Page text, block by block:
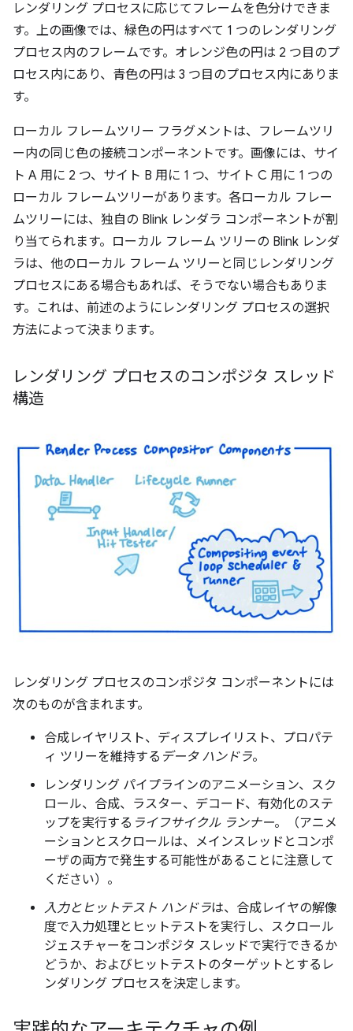
レンダリング プロセスに応じてフレームを色分けできま
す。上の画像では、緑色の円はすべて 1 つのレンダリング
プロセス内のフレームです。オレンジ色の円は 2 つ目のプ
ロセス内にあり、青色の円は 3 つ目のプロセス内にありま
す。
ローカル フレームツリー フラグメントは、フレームツリ
ー内の同じ色の接続コンポーネントです。画像には、サイ
ト A 用に 2 つ、サイト B 用に 1 つ、サイト C 用に 1 つの
ローカル フレームツリーがあります。各ローカル フレー
ムツリーには、独自の Blink レンダラ コンポーネントが割
り当てられます。ローカル フレーム ツリーの Blink レンダ
ラは、他のローカル フレーム ツリーと同じレンダリング
プロセスにある場合もあれば、そうでない場合もありま
す。これは、前述のようにレンダリング プロセスの選択
方法によって決まります。
レンダリング プロセスのコンポジタ スレッド
構造
レンダリング プロセスのコンポジタ コンポーネントには
次のものが含まれます。
合成レイヤリスト、ディスプレイリスト、プロパテ
ィ ツリーを維持する データ ハンドラ。
レンダリング パイプラインのアニメーション、スク
ロール、合成、ラスター、デコード、有効化のステ
ップを実行する ライフサイクル ランナー。（アニメ
ーションとスクロールは、メインスレッドとコンポ
ーザの両方で発生する可能性があることに注意して
ください）。
入力とヒットテスト ハンドラは、合成レイヤの解像
度で入力処理とヒットテストを実行し、スクロール
ジェスチャーをコンポジタ スレッドで実行できるか
どうか、およびヒットテストのターゲットとするレ
ンダリング プロセスを決定します。